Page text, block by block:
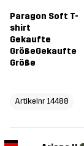
Paragon Soft T-
shirt
Gekaufte
GrößeGekaufte
Größe
Artikelnr 14488